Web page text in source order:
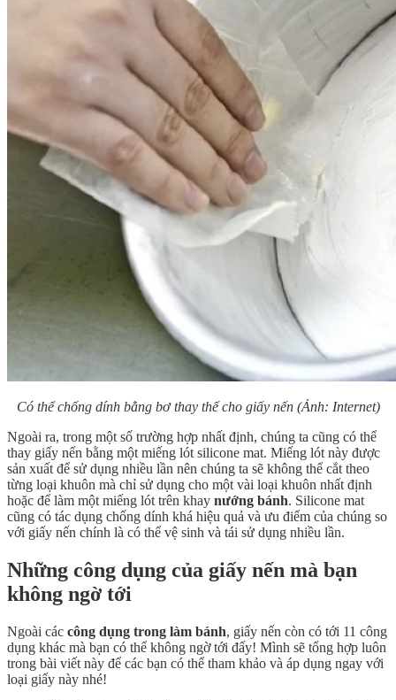
Có thể chống dính bằng bơ thay thế cho giấy nến (Ảnh: Internet)
Ngoài ra, trong một số trường hợp nhất định, chúng ta cũng có thể
thay giấy nến bằng một miếng lót silicone mat. Miếng lót này được
sản xuất để sử dụng nhiều lần nên chúng ta sẽ không thể cắt theo
từng loại khuôn mà chỉ sử dụng cho một vài loại khuôn nhất định
hoặc để làm một miếng lót trên khay nướng bánh. Silicone mat
cũng có tác dụng chống dính khá hiệu quả và ưu điểm của chúng so
với giấy nến chính là có thể vệ sinh và tái sử dụng nhiều lần.
Những công dụng của giấy nến mà bạn
không ngờ tới
Ngoài các công dụng trong làm bánh, giấy nến còn có tới 11 công
dụng khác mà bạn có thể không ngờ tới đấy! Mình sẽ tổng hợp luôn
trong bài viết này để các bạn có thể tham khảo và áp dụng ngay với
loại giấy này nhé!